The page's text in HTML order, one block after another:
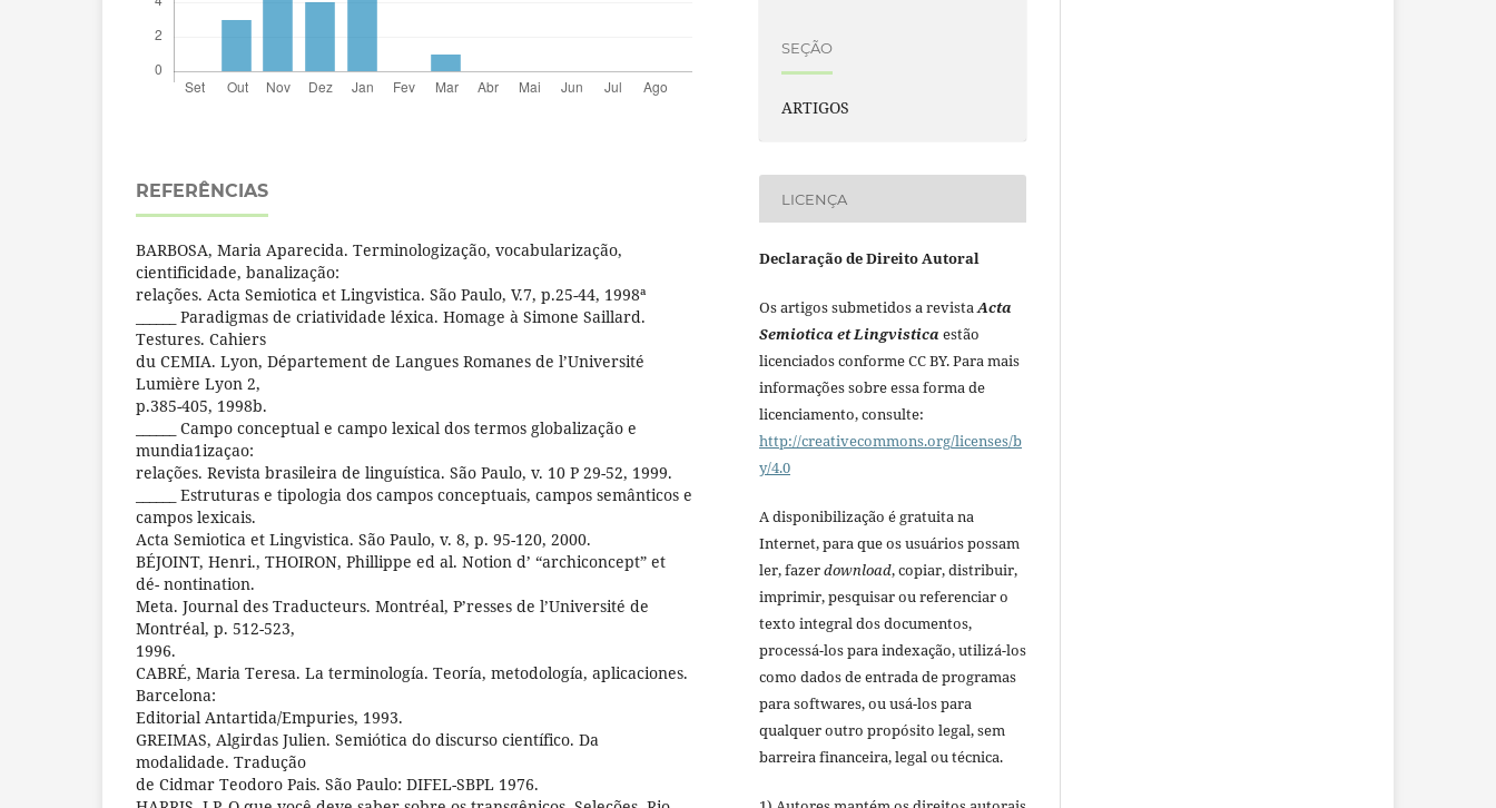
REFERÊNCIAS
BARBOSA, Maria Aparecida. Terminologização, vocabularização,
cientificidade, banalização:
relações. Acta Semiotica et Lingvistica. São Paulo, V.7, p.25-44, 1998ª
______ Paradigmas de criatividade léxica. Homage à Simone Saillard.
Testures. Cahiers
du CEMIA. Lyon, Département de Langues Romanes de l’Université
Lumière Lyon 2,
p.385-405, 1998b.
______ Campo conceptual e campo lexical dos termos globalização e
mundia1izaçao:
relações. Revista brasileira de linguística. São Paulo, v. 10 P 29-52, 1999.
______ Estruturas e tipologia dos campos conceptuais, campos semânticos e
campos lexicais.
Acta Semiotica et Lingvistica. São Paulo, v. 8, p. 95-120, 2000.
BÉJOINT, Henri., THOIRON, Phillippe ed al. Notion d’ “archiconcept” et
dé- nontination.
Meta. Journal des Traducteurs. Montréal, P’resses de l’Université de
Montréal, p. 512-523,
1996.
CABRÉ, Maria Teresa. La terminología. Teoría, metodología, aplicaciones.
Barcelona:
Editorial Antartida/Empuries, 1993.
GREIMAS, Algirdas Julien. Semiótica do discurso científico. Da
modalidade. Tradução
de Cidmar Teodoro Pais. São Paulo: DIFEL-SBPL 1976.
SEÇÃO
ARTIGOS
LICENÇA
Declaração de Direito Autoral
Os artigos submetidos a revistaActa
Semiotica et Lingvistica estão
licenciados conforme CC BY. Para mais
informações sobre essa forma de
licenciamento, consulte:
http://creativecommons.org/licenses/b
y/4.0
A disponibilização é gratuita na
Internet, para que os usuários possam
ler, fazerdownload, copiar, distribuir,
imprimir, pesquisar ou referenciar o
texto integral dos documentos,
processá-los para indexação, utilizá-los
como dados de entrada de programas
para softwares, ou usá-los para
qualquer outro propósito legal, sem
barreira financeira, legal ou técnica.